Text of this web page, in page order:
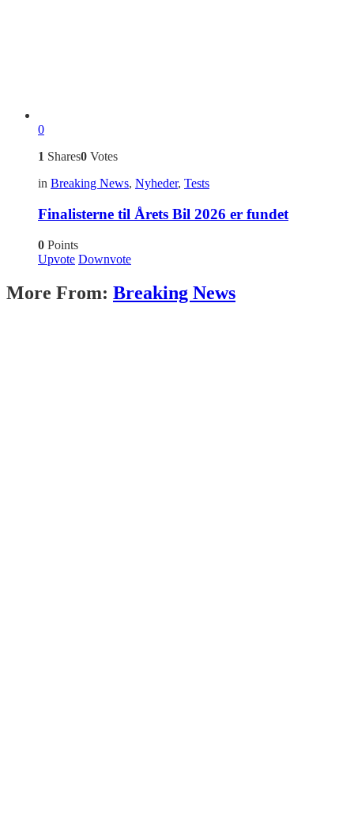
0
1 Shares0 Votes
in Breaking News, Nyheder, Tests
Finalisterne til Årets Bil 2026 er fundet
0 Points
Upvote Downvote
More From: Breaking News